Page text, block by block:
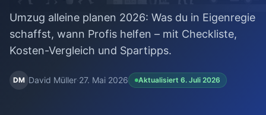
Erfahrungen
Umzug alleine planen 2026: Was du in Eigenregie
schaffst, wann Profis helfen – mit Checkliste,
Kosten-Vergleich und Spartipps.
DM David Müller·27. Mai 2026 Aktualisiert 6. Juli 2026